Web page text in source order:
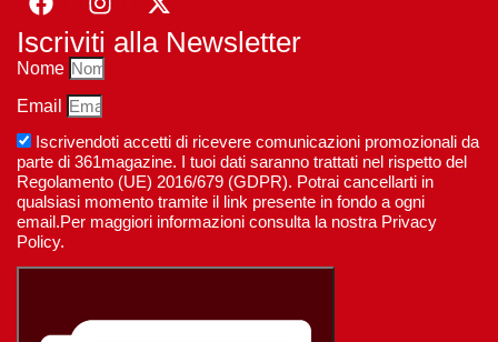
Iscriviti alla Newsletter
Nome
Email
Iscrivendoti accetti di ricevere comunicazioni promozionali da
parte di 361magazine. I tuoi dati saranno trattati nel rispetto del
Regolamento (UE) 2016/679 (GDPR). Potrai cancellarti in
qualsiasi momento tramite il link presente in fondo a ogni
email.Per maggiori informazioni consulta la nostra Privacy
Policy.